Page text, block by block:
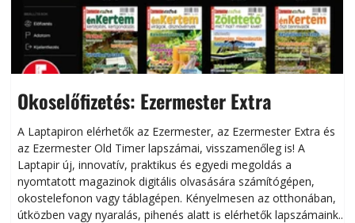
Okoselőfizetés: Ezermester Extra
A Laptapiron elérhetők az Ezermester, az Ezermester Extra és
az Ezermester Old Timer lapszámai, visszamenőleg is! A
Laptapir új, innovatív, praktikus és egyedi megoldás a
nyomtatott magazinok digitális olvasására számítógépen,
okostelefonon vagy táblagépen. Kényelmesen az otthonában,
útközben vagy nyaralás, pihenés alatt is elérhetők lapszámaink.